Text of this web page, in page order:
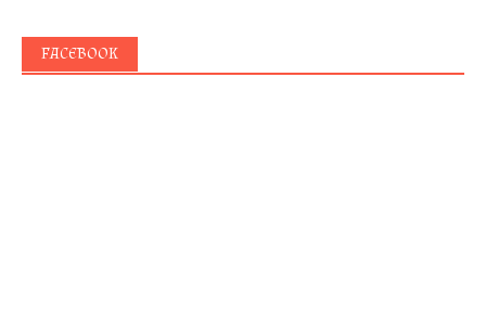
FACEBOOK